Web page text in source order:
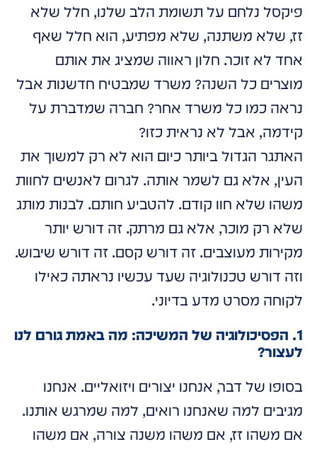
פיקסל נלחם על תשומת הלב שלנו, חלל שלא
זז, שלא משתנה, שלא מפתיע, הוא חלל שאף
אחד לא זוכר. חלון ראווה שמציג את אותם
מוצרים כל השנה? משרד שמבטיח חדשנות אבל
נראה כמו כל משרד אחר? חברה שמדברת על
קידמה, אבל לא נראית כזו?
האתגר הגדול ביותר כיום הוא לא רק למשוך את
העין, אלא גם לשמר אותה. לגרום לאנשים לחוות
משהו שלא חוו קודם. להטביע חותם. לבנות מותג
שלא רק מוכר, אלא גם מרתק. זה דורש יותר
מקירות מעוצבים. זה דורש קסם. זה דורש שיבוש.
וזה דורש טכנולוגיה שעד עכשיו נראתה כאילו
לקוחה מסרט מדע בדיוני.
1. הפסיכולוגיה של המשיכה: מה באמת גורם לנו
לעצור?
בסופו של דבר, אנחנו יצורים ויזואליים. אנחנו
מגיבים למה שאנחנו רואים, למה שמרגש אותנו.
אם משהו זז, אם משהו משנה צורה, אם משהו